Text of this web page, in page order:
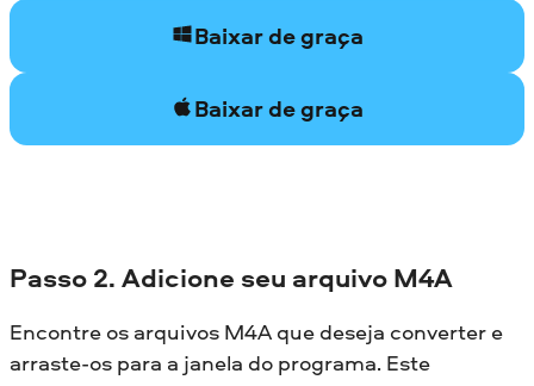
Baixar de graça
Baixar de graça
Passo 2. Adicione seu arquivo M4A
Encontre os arquivos M4A que deseja converter e
arraste-os para a janela do programa. Este